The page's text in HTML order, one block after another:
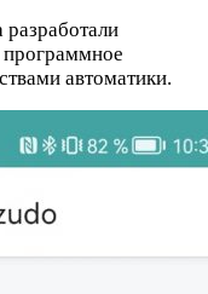
автоматики.